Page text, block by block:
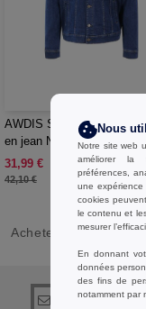
AWDIS SO DENIM
en jean Noah
31,99 €
42,10 €
Acheter Manteaux &
Nous
Notre site web
améliorer la
préférences,
une
cookies
le contenu et
mesurer
En donnant
données
des fins de
notamment par